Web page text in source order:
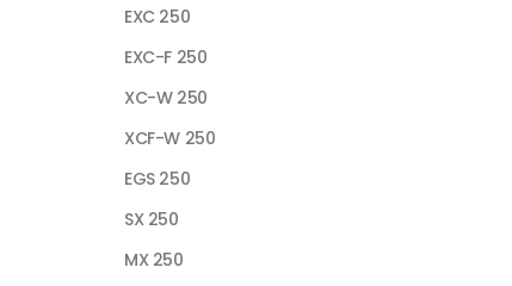
EXC 250
EXC-F 250
XC-W 250
XCF-W 250
EGS 250
SX 250
MX 250